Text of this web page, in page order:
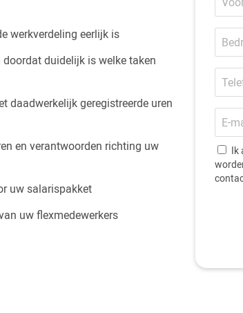
werkverdeling eerlijk is
duidelijk is welke taken
daadwerkelijk geregistreerde uren
en verantwoorden richting uw
uw salarispakket
uw flexmedewerkers
Bedrijf
of
E-
Ik